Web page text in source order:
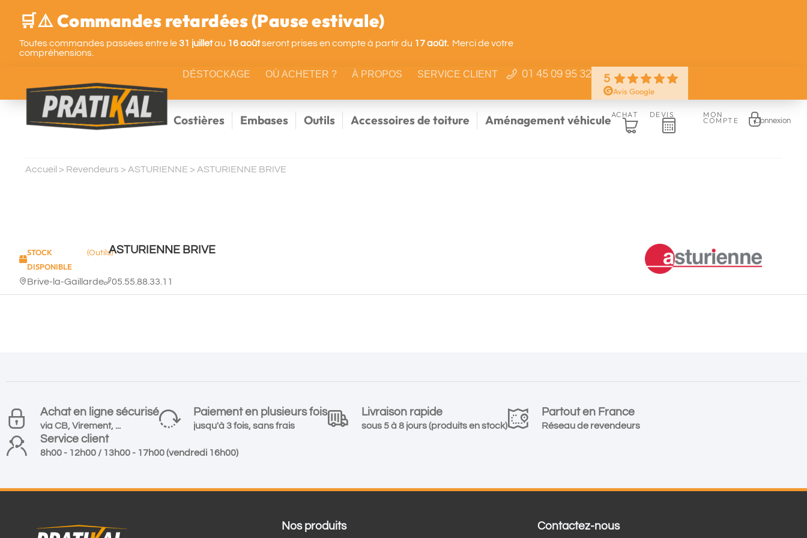
🛒⚠️ Commandes retardées (Pause estivale)
Toutes commandes passées entre le31 juilletau 16 aoûtseront prises en compte à partir du 17 août. Merci de votre
compréhensions.
DÉSTOCKAGE OÙ ACHETER ? À PROPOS SERVICE CLIENT 01 45 09 95 32 5
Avis Google
Costières Embases Outils Accessoires de toiture Aménagement véhiculeACHAT DEVIS MON
COMPTE Connexion
Accueil > Revendeurs > ASTURIENNE > ASTURIENNE BRIVE
STOCK
DISPONIBLE
(Outils)ASTURIENNE BRIVE
Brive-la-Gaillarde 05.55.88.33.11
Achat en ligne sécurisé
via CB, Virement, ...
Paiement en plusieurs fois
jusqu'à 3 fois, sans frais
Livraison rapide
sous 5 à 8 jours (produits en stock)
Partout en France
Réseau de revendeurs
Service client
8h00 - 12h00 / 13h00 - 17h00 (vendredi 16h00)
Nos produits Contactez-nous